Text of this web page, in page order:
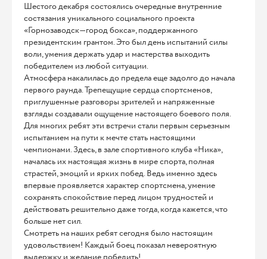
Шестого декабря состоялись очередные внутренние
состязания уникального социального проекта
«Горнозаводск—город бокса», поддержанного
президентским грантом. Это был день испытаний силы
воли, умения держать удар и мастерства выходить
победителем из любой ситуации.
Атмосфера накалилась до предела еще задолго до начала
первого раунда. Трепещущие сердца спортсменов,
приглушенные разговоры зрителей и напряженные
взгляды создавали ощущение настоящего боевого поля.
Для многих ребят эти встречи стали первым серьезным
испытанием на пути к мечте стать настоящими
чемпионами. Здесь, в зале спортивного клуба «Ника»,
началась их настоящая жизнь в мире спорта, полная
страстей, эмоций и ярких побед. Ведь именно здесь
впервые проявляется характер спортсмена, умение
сохранять спокойствие перед лицом трудностей и
действовать решительно даже тогда, когда кажется, что
больше нет сил.
Смотреть на наших ребят сегодня было настоящим
удовольствием! Каждый боец показал невероятную